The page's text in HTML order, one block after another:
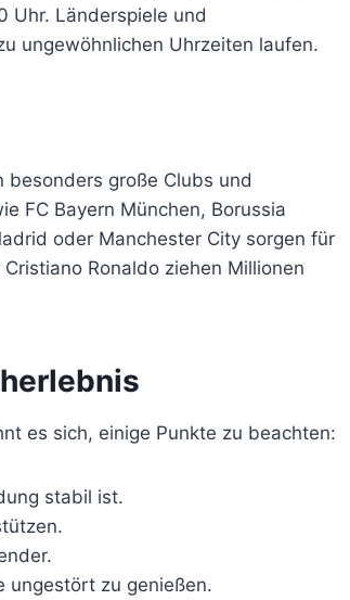
Uhr. Länderspiele und
ungewöhnlichen Uhrzeiten laufen.
große Clubs und
FC Bayern München, Borussia
oder Manchester City sorgen für
Ronaldo ziehen Millionen
es sich, einige Punkte zu beachten:
stabil ist.
ungestört zu genießen.